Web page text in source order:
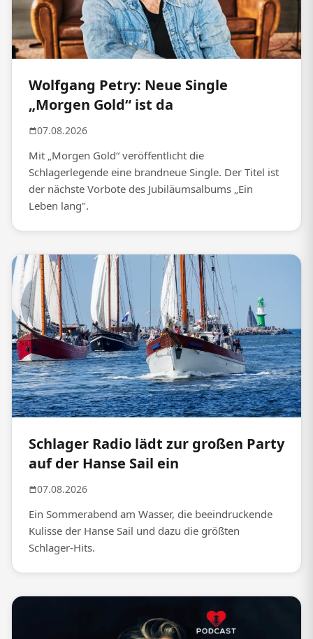
Wolfgang Petry: Neue Single
„Morgen Gold“ ist da
07.08.2026
Mit „Morgen Gold“ veröffentlicht die
Schlagerlegende eine brandneue Single. Der Titel ist
der nächste Vorbote des Jubiläumsalbums „Ein
Leben lang".
Schlager Radio lädt zur großen Party
auf der Hanse Sail ein
07.08.2026
Ein Sommerabend am Wasser, die beeindruckende
Kulisse der Hanse Sail und dazu die größten
Schlager-Hits.